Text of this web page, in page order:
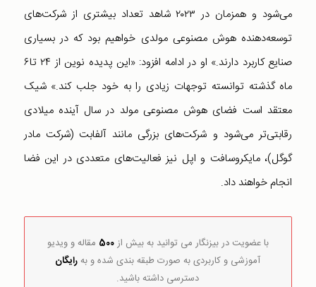
می‌شود و همزمان در ۲۰۲۳ شاهد تعداد بیشتری از شرکت‌های
توسعه‌دهنده هوش مصنوعی مولدی خواهیم بود که در بسیاری
صنایع کاربرد دارند.» او در ادامه افزود: «این پدیده نوین از ۲۴ تا۶
ماه گذشته توانسته توجهات زیادی را به خود جلب کند.» شیک
معتقد است فضای هوش مصنوعی مولد در سال آینده میلادی
رقابتی‌تر می‌شود و شرکت‌های بزرگی مانند آلفابت (شرکت مادر
گوگل)، مایکروسافت و اپل نیز فعالیت‌های متعددی در این فضا
انجام خواهند داد.
با عضویت در بیزنگار می توانید به بیش از500 مقاله و ویدیو
آموزشی و کاربردی به صورت طبقه بندی شده و بهرایگان
دسترسی داشته باشید.